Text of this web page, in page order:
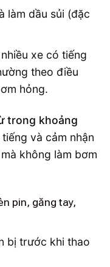
làm dầu sủi (đặc
xe có tiếng
theo điều
hỏng.
trong khoảng
và cảm nhận
không làm bơm
pin, găng tay,
bị trước khi thao